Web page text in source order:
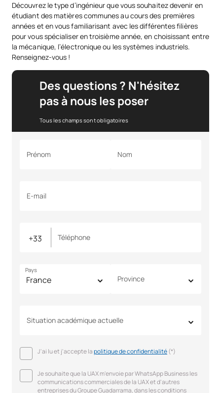
Découvrez le type d’ingénieur que vous souhaitez devenir en
étudiant des matières communes au cours des premières
années et en vous familiarisant avec les différentes filières
pour vous spécialiser en troisième année, en choisissant entre
la mécanique, l’électronique ou les systèmes industriels.
Renseignez-vous !
Des questions ? N'hésitez
pas à nous les poser
Tous les champs sont obligatoires
Prénom Nom
E-mail
Téléphone
Pays
Province
Situation académique actuelle
J'ai lu et j'accepte lapolitique de confidentialité(*)
Je souhaite que la UAX m'envoie par WhatsApp Business les
communications commerciales de la UAX et d'autres
entreprises du Groupe Guadarrama, dans les conditions